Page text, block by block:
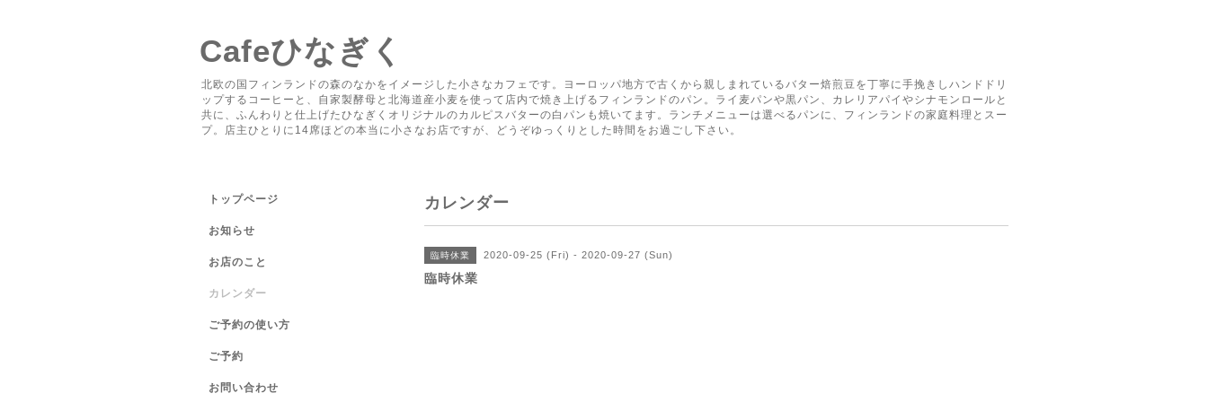
Cafeひなぎく
北欧の国フィンランドの森のなかをイメージした小さなカフェです。ヨーロッパ地方で古くから親しまれているバター焙煎豆を丁寧に手挽きしハンドドリ
ップするコーヒーと、自家製酵母と北海道産小麦を使って店内で焼き上げるフィンランドのパン。ライ麦パンや黒パン、カレリアパイやシナモンロールと
共に、ふんわりと仕上げたひなぎくオリジナルのカルピスバターの白パンも焼いてます。ランチメニューは選べるパンに、フィンランドの家庭料理とスー
プ。店主ひとりに14席ほどの本当に小さなお店ですが、どうぞゆっくりとした時間をお過ごし下さい。
カレンダー
臨時休業 2020-09-25 (Fri) - 2020-09-27 (Sun)
臨時休業
トップページ
お知らせ
お店のこと
カレンダー
ご予約の使い方
ご予約
お問い合わせ